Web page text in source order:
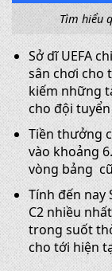
Tìm hiểu
Sở dĩ UEFA
sân chơi cho
kiếm những
cho đội
Tiền thưởng
vào khoảng
vòng bảng
Tính đến nay
C2 nhiều
trong suốt
cho tới hiện